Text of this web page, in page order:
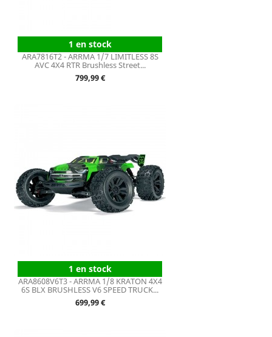
1 en stock
ARA7816T2 - ARRMA 1/7 LIMITLESS 8S
AVC 4X4 RTR Brushless Street...
Prix
799,99 €
1 en stock
ARA8608V6T3 - ARRMA 1/8 KRATON 4X4
6S BLX BRUSHLESS V6 SPEED TRUCK...
Prix
699,99 €